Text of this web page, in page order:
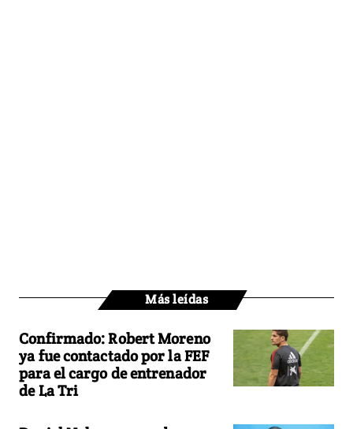
Más leídas
Confirmado: Robert Moreno
ya fue contactado por la FEF
para el cargo de entrenador
de La Tri